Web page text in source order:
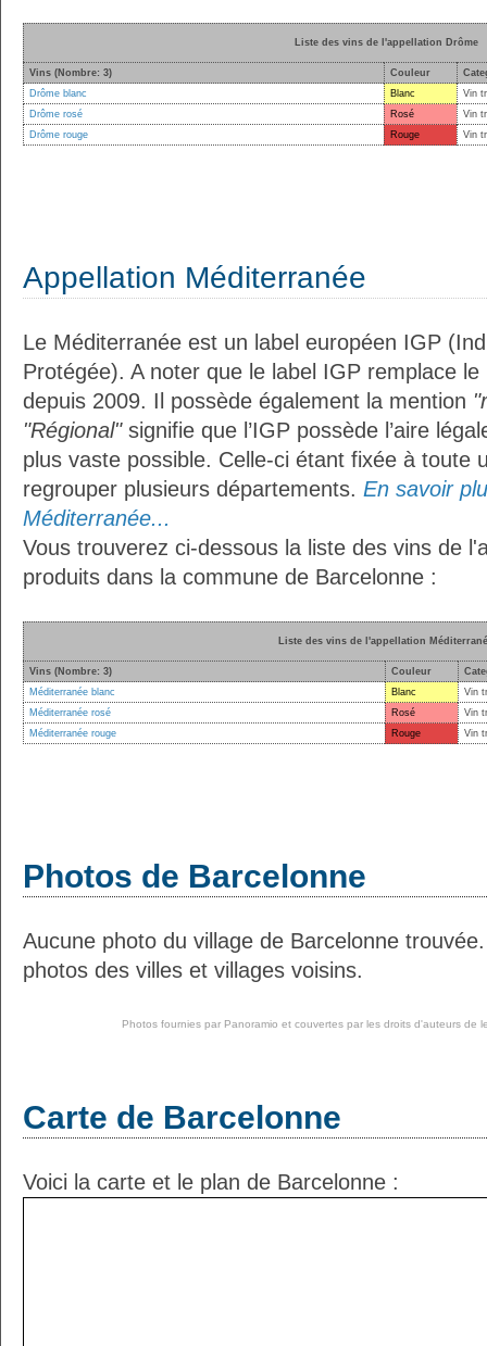
Liste des vins de l'appellation Drôme
Vins (Nombre: 3) Couleur
Drôme blanc
Blanc
Vin
Drôme rosé
Rosé
Vin
Drôme rouge
Rouge Vin
Appellation Méditerranée
Le Méditerranée est un label européen IGP
Protégée). A noter que le label IGP remplace
depuis 2009. Il possède également la mention
"Régional"signifie que l’IGP possède l’aire
plus vaste possible. Celle-ci étant fixée à toute
regrouper plusieurs départements. En savoir
Méditerranée...
Vous trouverez ci-dessous la liste des vins de
produits dans la commune de Barcelonne :
Liste des vins de l'appellation
Vins (Nombre: 3) Couleur
Méditerranée blanc
Blanc
Vin
Méditerranée rosé
Rosé
Vin
Méditerranée rouge
Rouge Vin
Photos de Barcelonne
Aucune photo du village de Barcelonne
photos des villes et villages voisins.
Photos fournies par Panoramio et couvertes par les droits d'auteurs de
Carte de Barcelonne
Voici la carte et le plan de Barcelonne :